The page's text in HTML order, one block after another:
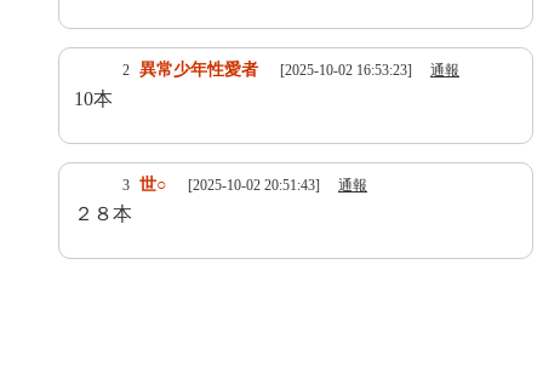
2 異常少年性愛者 [2025-10-02 16:53:23] 通報
10本
3 世○ [2025-10-02 20:51:43] 通報
２８本